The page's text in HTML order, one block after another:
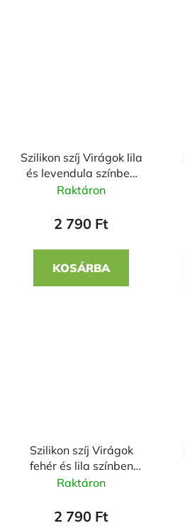
Szilikon szíj Virágok lila
és levendula színben
22mm
Raktáron
2 790 Ft
KOSÁRBA
Szilikon szíj Virágok
fehér és lila színben
22mm
Raktáron
2 790 Ft